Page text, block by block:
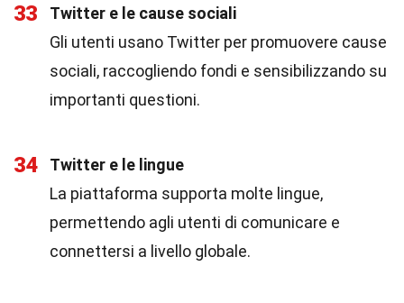
33
Twitter e le cause sociali
Gli utenti usano Twitter per promuovere cause
sociali, raccogliendo fondi e sensibilizzando su
importanti questioni.
34
Twitter e le lingue
La piattaforma supporta molte lingue,
permettendo agli utenti di comunicare e
connettersi a livello globale.